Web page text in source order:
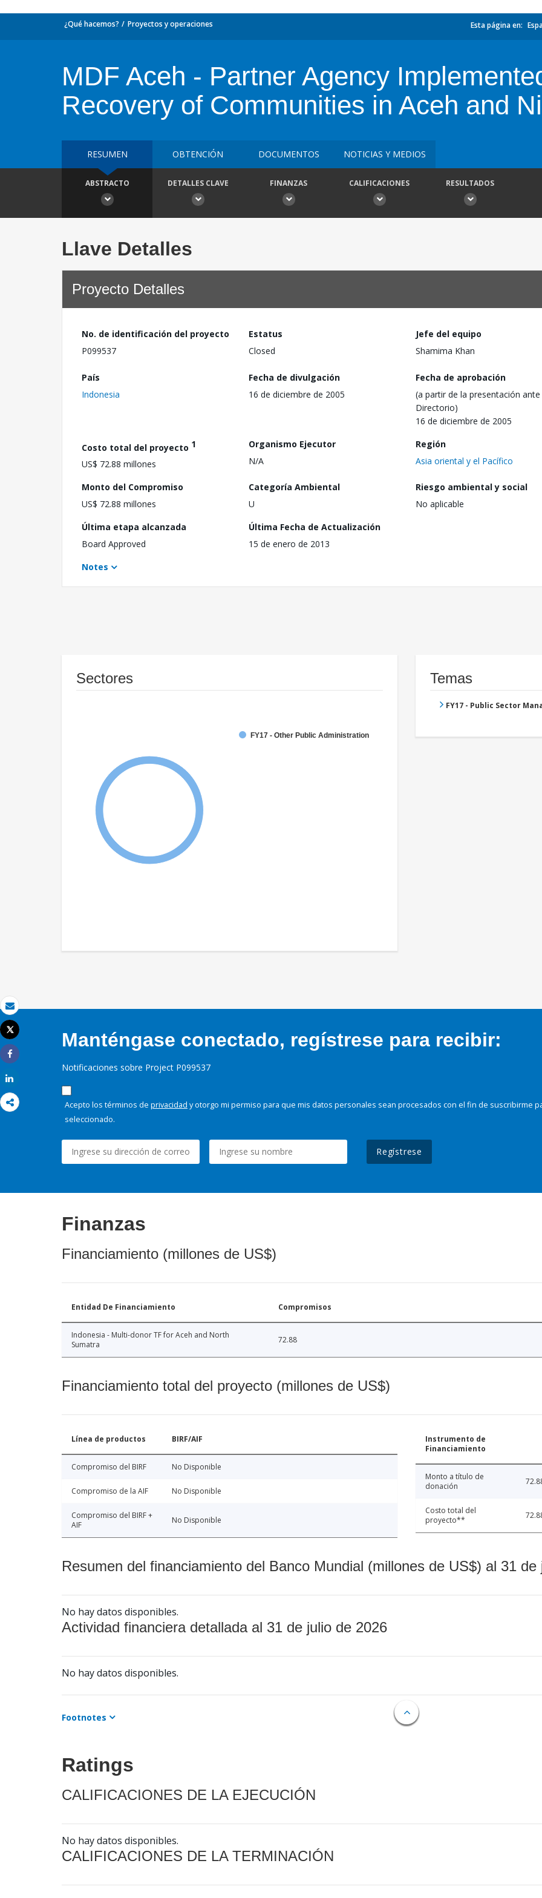
Correo electrónico
Imprimir
Tweet
Share
¿Qué hacemos? Proyectos y operaciones Esta página en:
MDF Aceh - Partner Agency
Recovery of Communities in Aceh and
RESUMEN OBTENCIÓN DOCUMENTOS NOTICIAS Y MEDIOS
ABSTRACTO DETALLES CLAVE FINANZAS CALIFICACIONES RESULTADOS
Llave Detalles
Proyecto Detalles
No. de identificación del proyecto
P099537
Estatus
Closed
Jefe del equipo
Shamima Khan
País
Indonesia
Fecha de divulgación
16 de diciembre de 2005
Fecha de aprobación
(a partir de la presentación ante
Directorio)
16 de diciembre de 2005
Costo total del proyecto 1
US$ 72.88 millones
Organismo Ejecutor
N/A
Región
Asia oriental y el Pacífico
Monto del Compromiso
US$ 72.88 millones
Categoría Ambiental
U
Riesgo ambiental y social
No aplicable
Última etapa alcanzada
Board Approved
Última Fecha de Actualización
15 de enero de 2013
Notes
Sectores
FY17 - Other Public Administration
Temas
FY17 - Public Sector
Manténgase conectado, regístrese para recibir:
Notificaciones sobre Project P099537
Acepto los términos de privacidad y otorgo mi permiso para que mis datos personales sean procesados con el fin de suscribirme
seleccionado.
Regístrese
Finanzas
Financiamiento (millones de US$)
Entidad De Financiamiento Compromisos
Indonesia - Multi-donor TF for Aceh and North
Sumatra
72.88
Financiamiento total del proyecto (millones de US$)
Línea de productos BIRF/AIF
Compromiso del BIRF No Disponible
Compromiso de la AIF No Disponible
Compromiso del BIRF +
AIF
No Disponible
Instrumento de
Financiamiento
Monto a título de
donación
Costo total del
proyecto**
Resumen del financiamiento del Banco Mundial (millones de US$) al 31 de
No hay datos disponibles.
Actividad financiera detallada al 31 de julio de 2026
No hay datos disponibles.
Footnotes
Ratings
CALIFICACIONES DE LA EJECUCIÓN
No hay datos disponibles.
CALIFICACIONES DE LA TERMINACIÓN